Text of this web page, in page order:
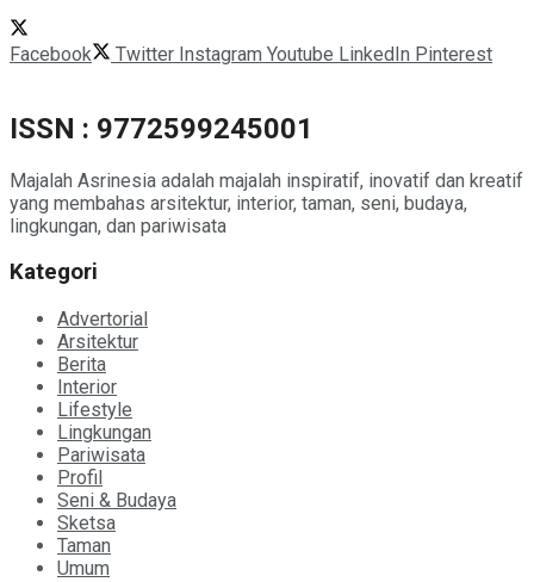
Facebook Twitter Instagram Youtube LinkedIn Pinterest
ISSN : 9772599245001
Majalah Asrinesia adalah majalah inspiratif, inovatif dan kreatif
yang membahas arsitektur, interior, taman, seni, budaya,
lingkungan, dan pariwisata
Kategori
Advertorial
Arsitektur
Berita
Interior
Lifestyle
Lingkungan
Pariwisata
Profil
Seni & Budaya
Sketsa
Taman
Umum